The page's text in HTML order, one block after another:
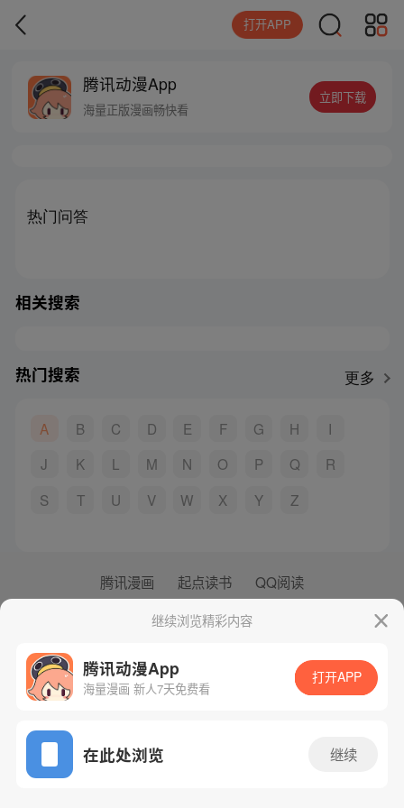
打开APP
腾讯动漫App
海量正版漫画畅快看
立即下载
热门问答
相关搜索
热门搜索 更多
A B C D E F G H
I
J
K L M N O P Q
R
S
T U V W X Y Z
继续浏览精彩内容
腾讯动漫App
海量漫画 新人7天免费看
打开APP
在此处浏览 继续
腾讯漫画 起点读书 QQ阅读
网站备案/许可证号：粤B2-20090059-5